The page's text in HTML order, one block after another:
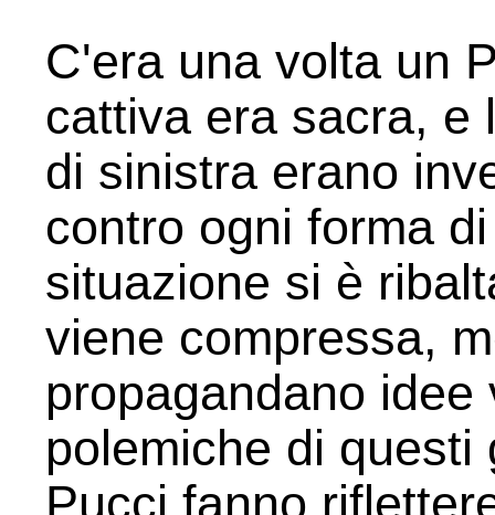
C'era una volta un
cattiva era sacra, e
di sinistra erano
contro ogni forma
situazione si è
viene compressa,
propagandano
polemiche di questi
Pucci fanno